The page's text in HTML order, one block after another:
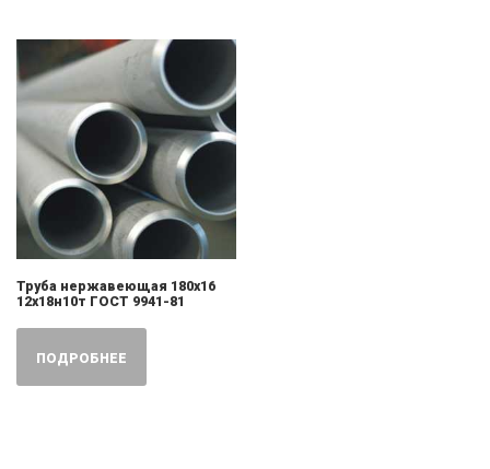
Труба нержавеющая 180х16
12х18н10т ГОСТ 9941-81
ПОДРОБНЕЕ